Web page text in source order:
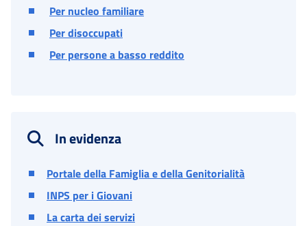
Per nucleo familiare
Per disoccupati
Per persone a basso reddito
In evidenza
Portale della Famiglia e della Genitorialità
INPS per i Giovani
La carta dei servizi